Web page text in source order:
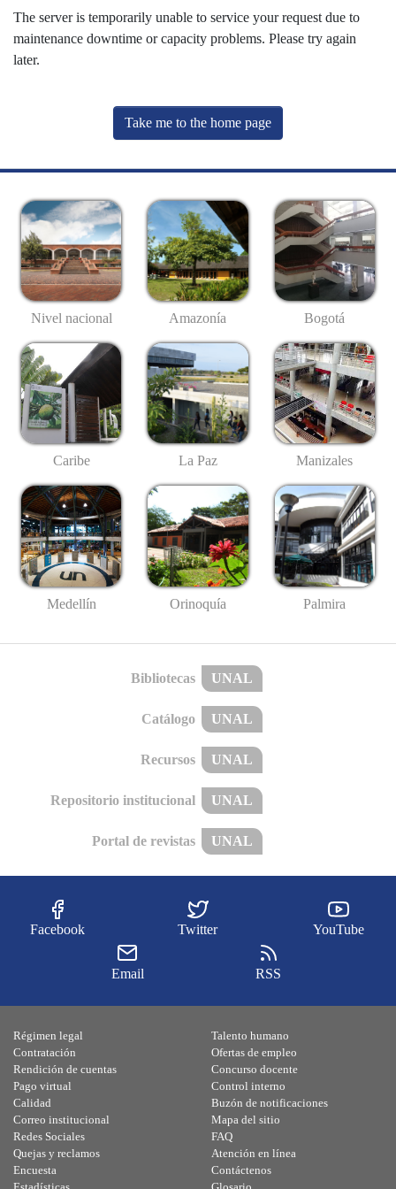
The server is temporarily unable to service your request due to
maintenance downtime or capacity problems. Please try again
later.
Take me to the home page
Nivel nacional Amazonía Bogotá
Caribe La Paz Manizales
Medellín Orinoquía Palmira
Bibliotecas UNAL
Catálogo UNAL
Recursos UNAL
Repositorio institucional UNAL
Portal de revistas UNAL
Facebook Twitter YouTube
Email RSS
Régimen legal
Contratación
Rendición de cuentas
Pago virtual
Calidad
Talento humano
Ofertas de empleo
Concurso docente
Control interno
Buzón de notificaciones
Correo institucional
Redes Sociales
Quejas y reclamos
Encuesta
Mapa del sitio
FAQ
Atención en línea
Contáctenos